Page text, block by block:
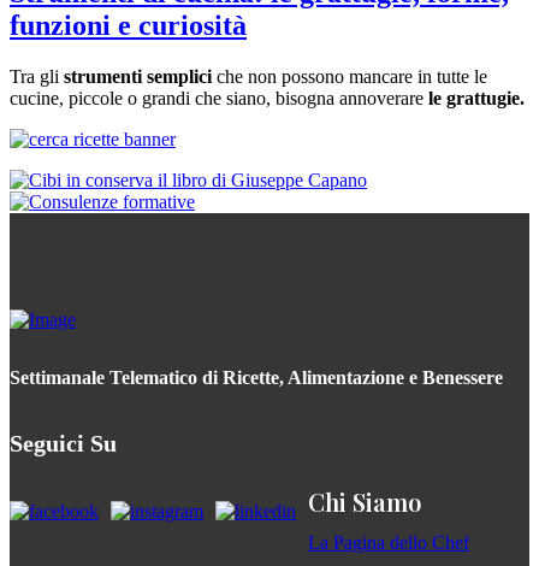
funzioni e curiosità
Tra gli strumenti semplici che non possono mancare in tutte le
cucine, piccole o grandi che siano, bisogna annoverare le grattugie.
Settimanale Telematico di Ricette, Alimentazione e Benessere
Seguici Su
Chi Siamo
La Pagina dello Chef